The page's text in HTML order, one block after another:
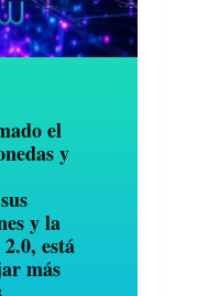
el
y
y la
está
más